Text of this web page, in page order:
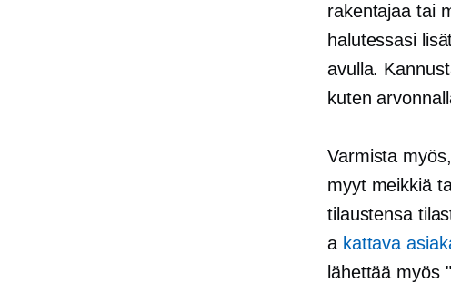
rakentajaa tai
halutessasi
avulla.
kuten
Varmista
myyt meikkiä
tilaustensa
a kattava
lähettää myös